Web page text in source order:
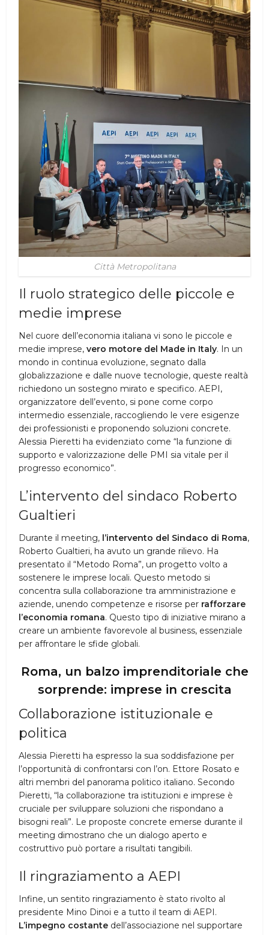
Città Metropolitana
Il ruolo strategico delle piccole e
medie imprese
Nel cuore dell’economia italiana vi sono le piccole e
medie imprese,vero motore del Made in Italy. In un
mondo in continua evoluzione, segnato dalla
globalizzazione e dalle nuove tecnologie, queste realtà
richiedono un sostegno mirato e specifico. AEPI,
organizzatore dell’evento, si pone come corpo
intermedio essenziale, raccogliendo le vere esigenze
dei professionisti e proponendo soluzioni concrete.
Alessia Pieretti ha evidenziato come “la funzione di
supporto e valorizzazione delle PMI sia vitale per il
progresso economico”.
L’intervento del sindaco Roberto
Gualtieri
Durante il meeting, l’intervento del Sindaco di Roma,
Roberto Gualtieri, ha avuto un grande rilievo. Ha
presentato il “Metodo Roma”, un progetto volto a
sostenere le imprese locali. Questo metodo si
concentra sulla collaborazione tra amministrazione e
aziende, unendo competenze e risorse per rafforzare
l’economia romana. Questo tipo di iniziative mirano a
creare un ambiente favorevole al business, essenziale
per affrontare le sfide globali.
Roma, un balzo imprenditoriale che
sorprende: imprese in crescita
Collaborazione istituzionale e
politica
Alessia Pieretti ha espresso la sua soddisfazione per
l’opportunità di confrontarsi con l’on. Ettore Rosato e
altri membri del panorama politico italiano. Secondo
Pieretti, “la collaborazione tra istituzioni e imprese è
cruciale per sviluppare soluzioni che rispondano a
bisogni reali”. Le proposte concrete emerse durante il
meeting dimostrano che un dialogo aperto e
costruttivo può portare a risultati tangibili.
Il ringraziamento a AEPI
Infine, un sentito ringraziamento è stato rivolto al
presidente Mino Dinoi e a tutto il team di AEPI.
L’impegno costante dell’associazione nel supportare